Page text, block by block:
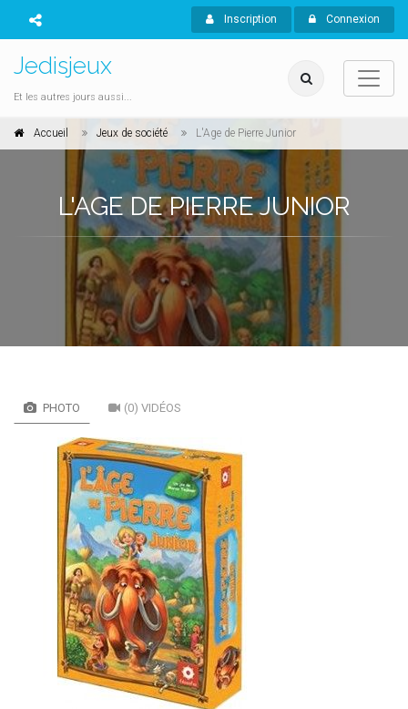
Inscription Connexion
Jedisjeux
Et les autres jours aussi...
Accueil Jeux de société L'Age de Pierre Junior
L'AGE DE PIERRE JUNIOR
PHOTO (0) VIDÉOS